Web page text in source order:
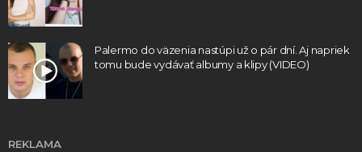
Palermo do väzenia nastúpi už o pár dní. Aj napriek
tomu bude vydávať albumy a klipy (VIDEO)
REKLAMA